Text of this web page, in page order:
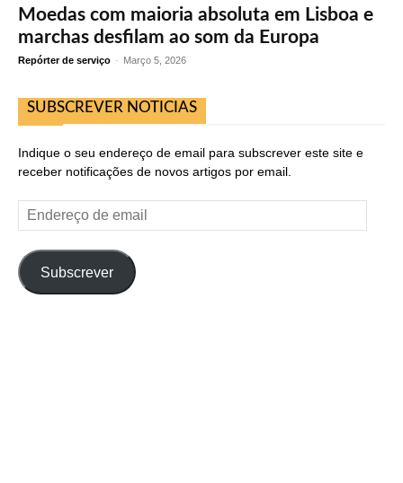
Moedas com maioria absoluta em Lisboa e
marchas desfilam ao som da Europa
Repórter de serviço - Março 5, 2026
SUBSCREVER NOTICIAS
Indique o seu endereço de email para subscrever este site e
receber notificações de novos artigos por email.
Endereço
de
Subscrever